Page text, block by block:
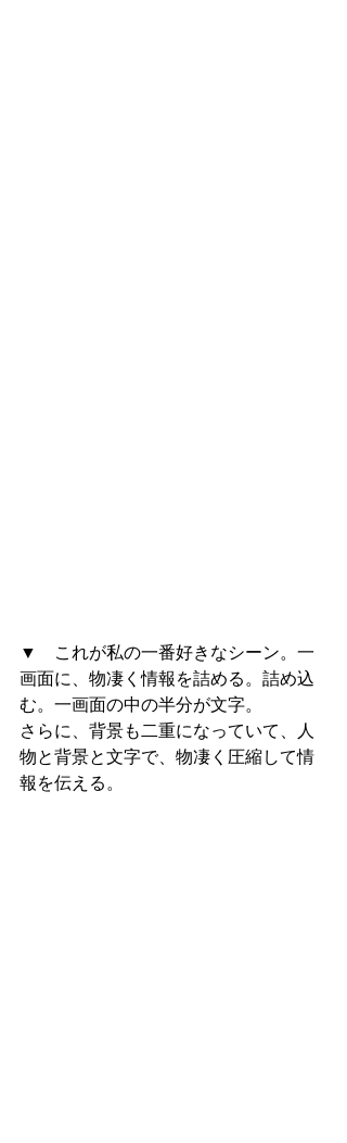
▼　これが私の一番好きなシーン。一
画面に、物凄く情報を詰める。詰め込
む。一画面の中の半分が文字。
さらに、背景も二重になっていて、人
物と背景と文字で、物凄く圧縮して情
報を伝える。